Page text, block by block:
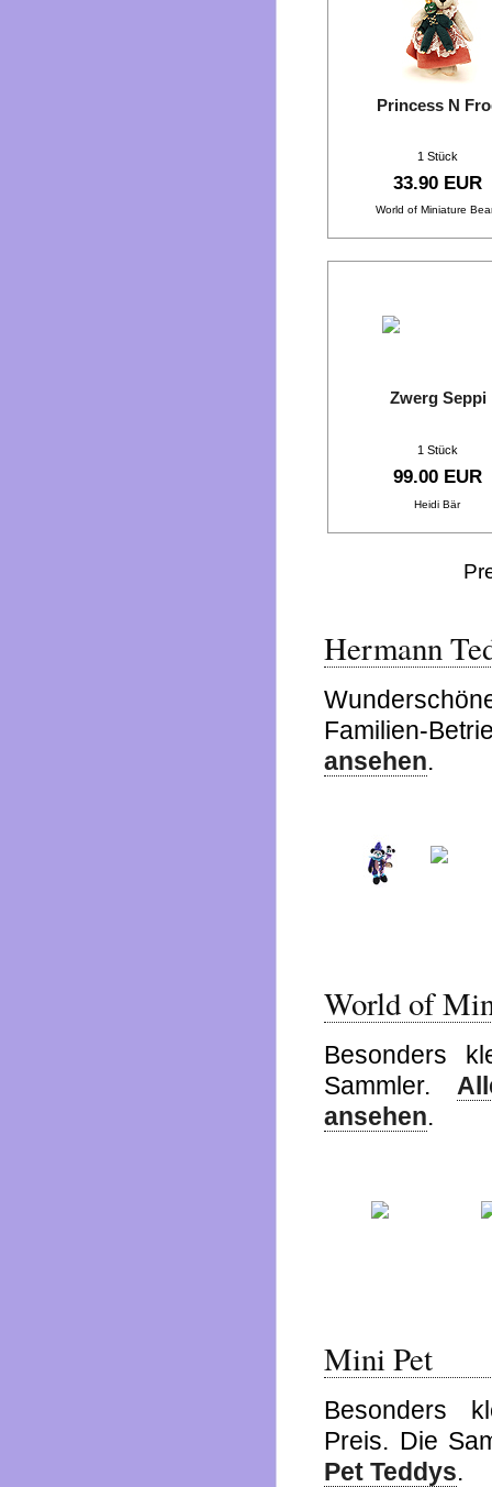
Princess N
1 Stück
33.90 EUR
World of Miniature
Zwerg Seppi
1 Stück
99.00 EUR
Heidi Bär
Hermann
Familien-
ansehen.
World of
Besonders
Sammler.
ansehen.
Mini Pet
Besonders
Preis. Die
Pet Teddys.